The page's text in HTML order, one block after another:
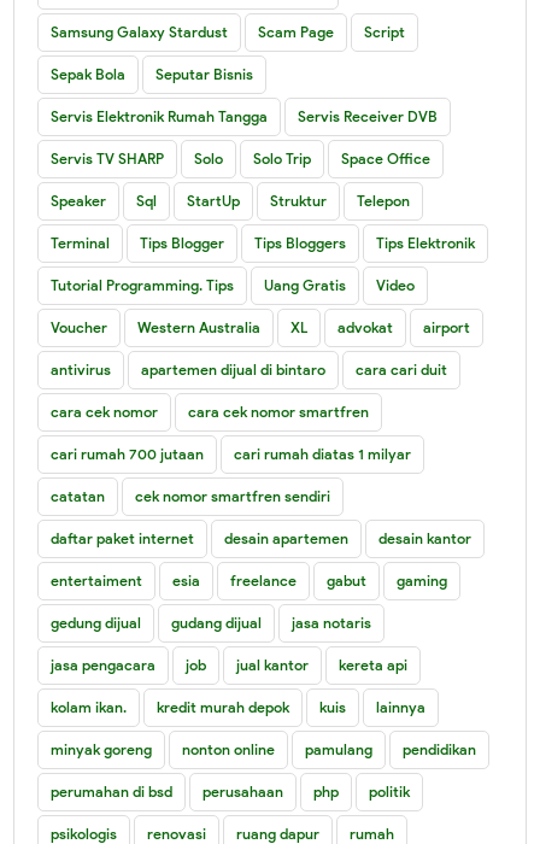
Samsung Galaxy Stardust Scam Page Script
Sepak Bola Seputar Bisnis
Servis Elektronik Rumah Tangga Servis Receiver DVB
Servis TV SHARP Solo Solo Trip Space Office
Speaker Sql StartUp Struktur Telepon
Terminal Tips Blogger Tips Bloggers Tips Elektronik
Tutorial Programming. Tips Uang Gratis Video
Voucher Western Australia XL advokat airport
antivirus apartemen dijual di bintaro cara cari duit
cara cek nomor cara cek nomor smartfren
cari rumah 700 jutaan cari rumah diatas 1 milyar
catatan cek nomor smartfren sendiri
daftar paket internet desain apartemen desain kantor
entertaiment esia freelance gabut gaming
gedung dijual gudang dijual jasa notaris
jasa pengacara job jual kantor kereta api
kolam ikan. kredit murah depok kuis lainnya
minyak goreng nonton online pamulang pendidikan
perumahan di bsd perusahaan php politik
psikologis renovasi ruang dapur rumah